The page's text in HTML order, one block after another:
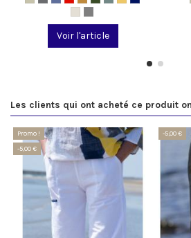
Voir l'article
Les clients qui ont acheté ce produit
Promo !
-5,00 €
-5,00 €